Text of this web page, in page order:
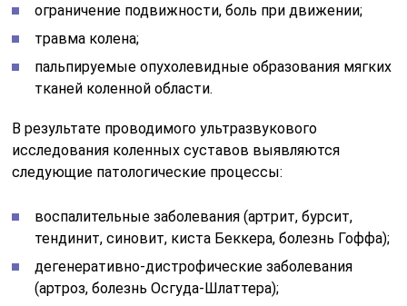
ограничение подвижности, боль при движении;
травма колена;
пальпируемые опухолевидные образования мягких
тканей коленной области.
В результате проводимого ультразвукового
исследования коленных суставов выявляются
следующие патологические процессы:
воспалительные заболевания (артрит, бурсит,
тендинит, синовит, киста Беккера, болезнь Гоффа);
дегенеративно-дистрофические заболевания
(артроз, болезнь Осгуда-Шлаттера);